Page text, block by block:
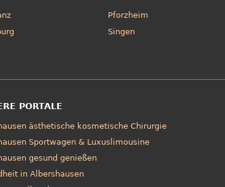
Pforzheim
Singen
PORTALE
ästhetische kosmetische Chirurgie
Sportwagen & Luxuslimousine
gesund genießen
in Albershausen